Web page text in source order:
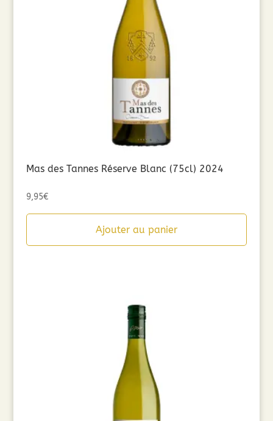
Mas des Tannes Réserve Blanc (75cl) 2024
9,95€
Ajouter au panier